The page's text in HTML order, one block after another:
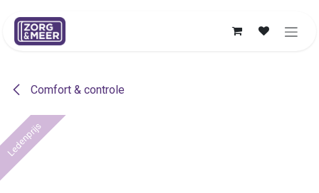
Comfort & controle
Ledenprijs